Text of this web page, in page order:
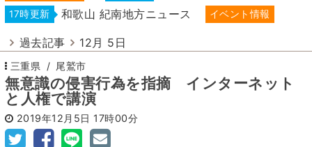
17時更新 和歌山 紀南地方ニュース イベント情報
過去記事 12月 5日
三重県 尾鷲市
無意識の侵害行為を指摘 インターネット
と人権で講演
2019年12月5日 17時00分